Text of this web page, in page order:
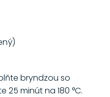
bryndzou so
25 minút na 180 °C.